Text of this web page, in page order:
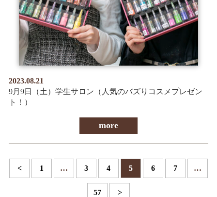
2023.08.21
9月9日（土）学生サロン（人気のバズりコスメプレゼン
ト！）
more
< 1 … 3 4 5 6 7 …
57 >